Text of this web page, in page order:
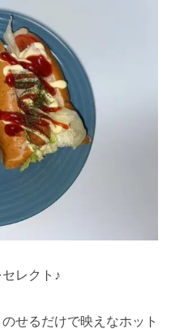
レクト♪
せるだけで映えなホット